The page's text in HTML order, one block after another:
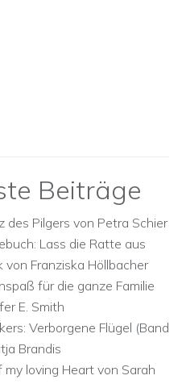
Beiträge
des Pilgers von Petra Schier
Lass die Ratte aus
von Franziska Höllbacher
für die ganze Familie
E. Smith
Verborgene Flügel (Band
Brandis
my loving Heart von Sarah